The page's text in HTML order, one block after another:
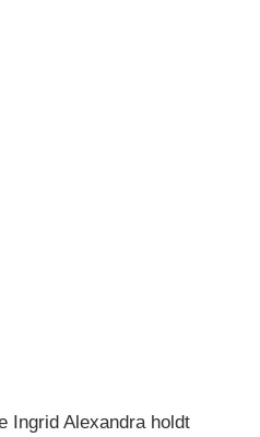
Ingrid Alexandra holdt